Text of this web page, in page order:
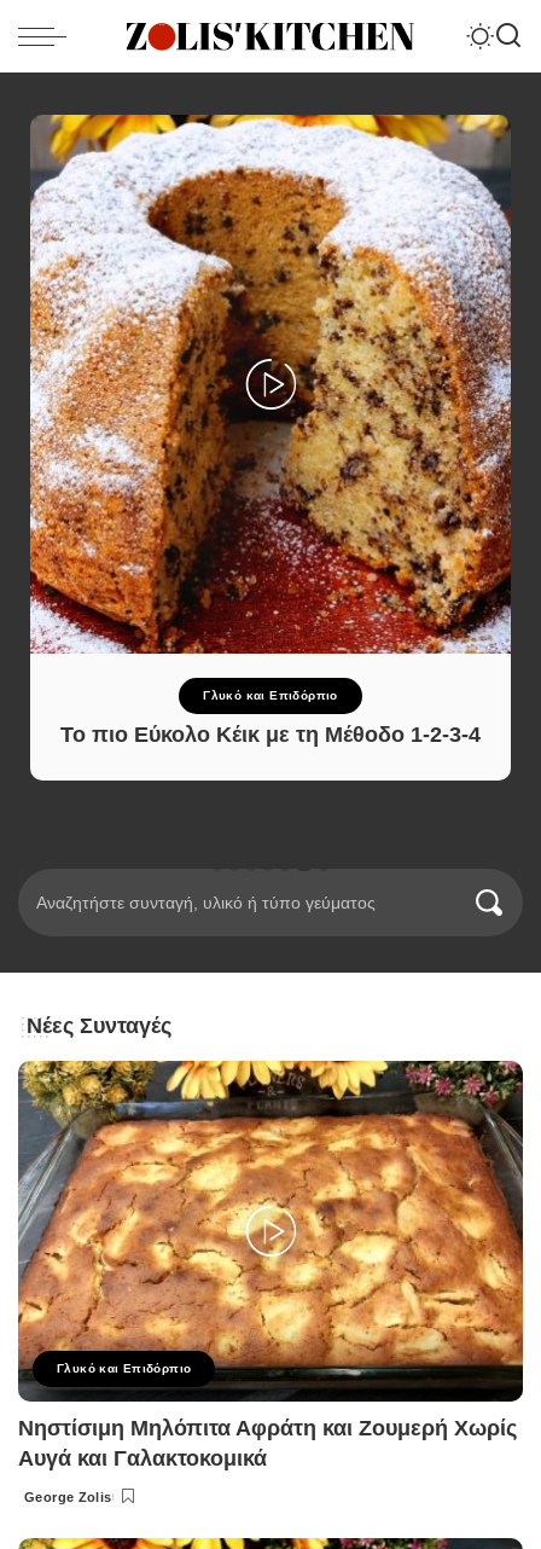
Γλυκό και Επιδόρπιο
Το πιο Εύκολο Κέικ με τη Μέθοδο 1-2-3-4
Νέες Συνταγές
Γλυκό και Επιδόρπιο
Νηστίσιμη Μηλόπιτα Αφράτη και Ζουμερή Χωρίς
Αυγά και Γαλακτοκομικά
Posted
George Zolis